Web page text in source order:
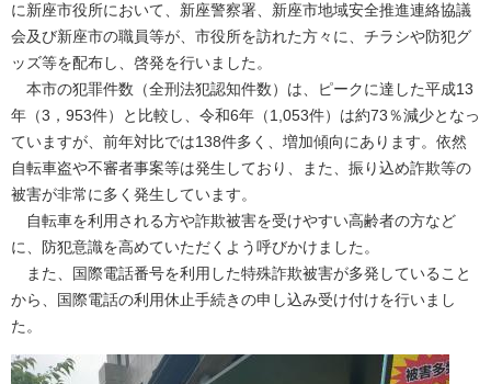
に新座市役所において、新座警察署、新座市地域安全推進連絡協議
会及び新座市の職員等が、市役所を訪れた方々に、チラシや防犯グ
ッズ等を配布し、啓発を行いました。
本市の犯罪件数（全刑法犯認知件数）は、ピークに達した平成13
年（3，953件）と比較し、令和6年（1,053件）は約73％減少となっ
ていますが、前年対比では138件多く、増加傾向にあります。依然
自転車盗や不審者事案等は発生しており、また、振り込め詐欺等の
被害が非常に多く発生しています。
自転車を利用される方や詐欺被害を受けやすい高齢者の方など
に、防犯意識を高めていただくよう呼びかけました。
また、国際電話番号を利用した特殊詐欺被害が多発していること
から、国際電話の利用休止手続きの申し込み受け付けを行いまし
た。